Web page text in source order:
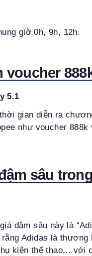
giờ 0h, 9h, 12h.
voucher
5.1
gian diễn ra
như voucher 888k
sâu
đậm sâu này là
Adidas là thương
kiện thể thao,...với